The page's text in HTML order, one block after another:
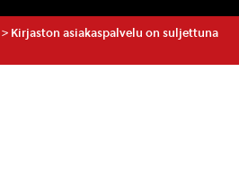
> Kirjaston asiakaspalvelu on suljettuna